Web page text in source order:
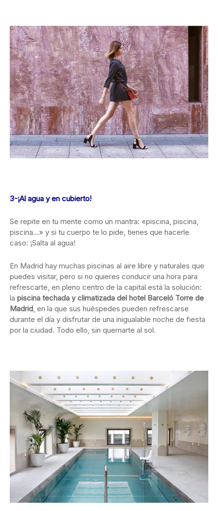
3-¡Al agua y en cubierto!
Se repite en tu mente como un mantra: «piscina, piscina,
piscina…» y si tu cuerpo te lo pide, tienes que hacerle
caso: ¡Salta al agua!
En Madrid hay muchas piscinas al aire libre y naturales que
puedes visitar, pero si no quieres conducir una hora para
refrescarte, en pleno centro de la capital está la solución:
la piscina techada y climatizada del hotel Barceló Torre de
Madrid, en la que sus huéspedes pueden refrescarse
durante el día y disfrutar de una inigualable noche de fiesta
por la ciudad. Todo ello, sin quemarte al sol.